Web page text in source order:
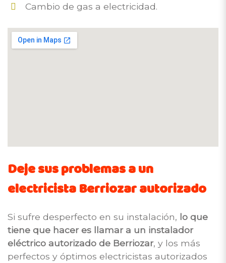
Cambio de gas a electricidad.
Deje sus problemas a un
electricista Berriozar autorizado
Si sufre desperfecto en su instalación, lo que
tiene que hacer es llamar a un instalador
eléctrico autorizado de Berriozar, y los más
perfectos y óptimos electricistas autorizados